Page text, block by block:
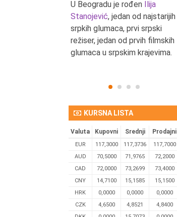
U Beogradu je rođen Ilija
Stanojević, jedan od najstarijih
srpkih glumaca, prvi srpski
režiser, jedan od prvih filmskih
glumaca u srpskim krajevima.
KURSNA LISTA
Valuta Kupovni Srednji Prodajni
EUR 117,3000 117,3736
117,7000
AUD
70,5000 71,9765
72,2000
CAD
72,0000 73,2699
73,4000
CNY
14,7100 15,1585
15,1500
HRK
0,0000 0,0000
0,0000
CZK
4,6500 4,8521
4,8400